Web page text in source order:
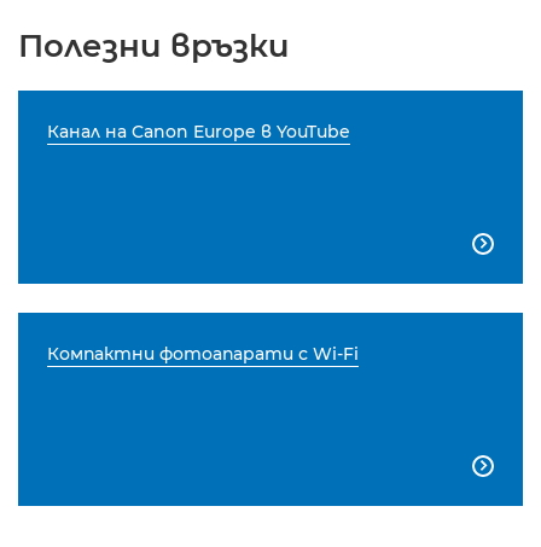
Полезни връзки
Канал на Canon Europe в YouTube

Компактни фотоапарати с Wi-Fi
